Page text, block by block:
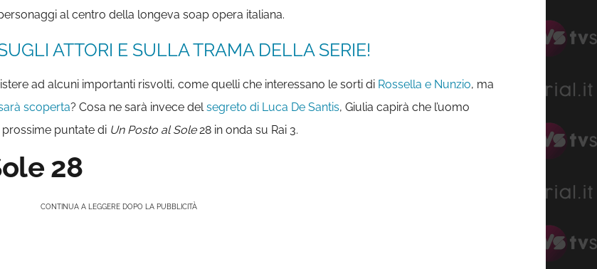
al centro della longeva soap opera italiana.
ATTORI E SULLA TRAMA DELLA SERIE!
ad alcuni importanti risvolti, come quelli che interessano le sorti di Rossella e Nunzio, ma
scoperta? Cosa ne sarà invece delsegreto di Luca De Santis, Giulia capirà che l’uomo
puntate di Un Posto al Sole28 in onda su Rai 3.
28
CONTINUA A LEGGERE DOPO LA PUBBLICITÀ